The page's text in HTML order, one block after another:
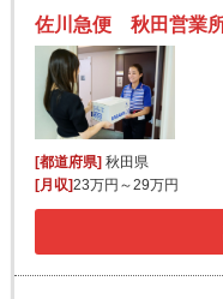
[都道府県]秋田県
[月収]23万円～29万円